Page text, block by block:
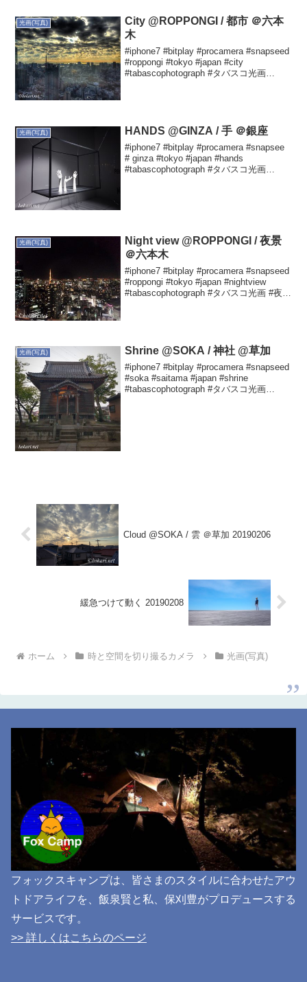
光画(写真)
City @ROPPONGI / 都市 ＠六本
木
#iphone7 #bitplay #procamera #snapseed
#roppongi #tokyo #japan #city
#tabascophotograph #タバスコ光画
光画(写真) HANDS @GINZA / 手 ＠銀座
#iphone7 #bitplay #procamera #snapsee
# ginza #tokyo #japan #hands
#tabascophotograph #タバスコ光画
光画(写真)
Night view @ROPPONGI / 夜景
＠六本木
#iphone7 #bitplay #procamera #snapseed
#roppongi #tokyo #japan #nightview
#tabascophotograph #タバスコ光画 #夜景
光画(写真) Shrine @SOKA / 神社 @草加
#iphone7 #bitplay #procamera #snapseed
#soka #saitama #japan #shrine
#tabascophotograph #タバスコ光画
Cloud @SOKA / 雲 ＠草加 20190206
緩急つけて動く 20190208
ホーム 時と空間を切り撮るカメラ 光画(写真)
フォックスキャンプは、皆さまのスタイルに合わせたアウ
トドアライフを、飯泉賢と私、保刈豊がプロデュースする
サービスです。
>> 詳しくはこちらのページ